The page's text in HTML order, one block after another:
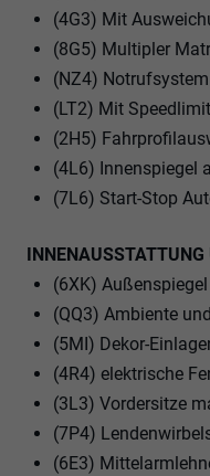
(4G3) Mit
(8G5) Multipler
(NZ4) Notrufsystem
(LT2) Mit
(2H5)
(4L6) Innenspiegel
(7L6) Start-Stop
(6XK)
(QQ3) Ambiente
(5MI) Dekor-
(4R4) elektrische
(3L3) Vordersitze
(7P4)
(6E3)